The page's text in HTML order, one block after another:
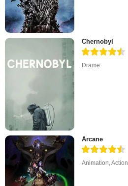
Chernobyl
Drame
Arcane
Animation ,Action